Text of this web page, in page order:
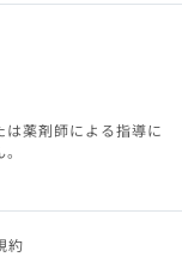
薬剤師による指導に
約